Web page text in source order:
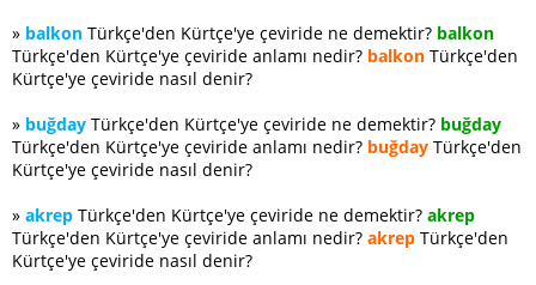
» balkon Türkçe'den Kürtçe'ye çeviride ne demektir? balkon
Türkçe'den Kürtçe'ye çeviride anlamı nedir? balkon Türkçe'den
Kürtçe'ye çeviride nasıl denir?
» buğday Türkçe'den Kürtçe'ye çeviride ne demektir? buğday
Türkçe'den Kürtçe'ye çeviride anlamı nedir? buğday Türkçe'den
Kürtçe'ye çeviride nasıl denir?
» akrep Türkçe'den Kürtçe'ye çeviride ne demektir? akrep
Türkçe'den Kürtçe'ye çeviride anlamı nedir? akrep Türkçe'den
Kürtçe'ye çeviride nasıl denir?